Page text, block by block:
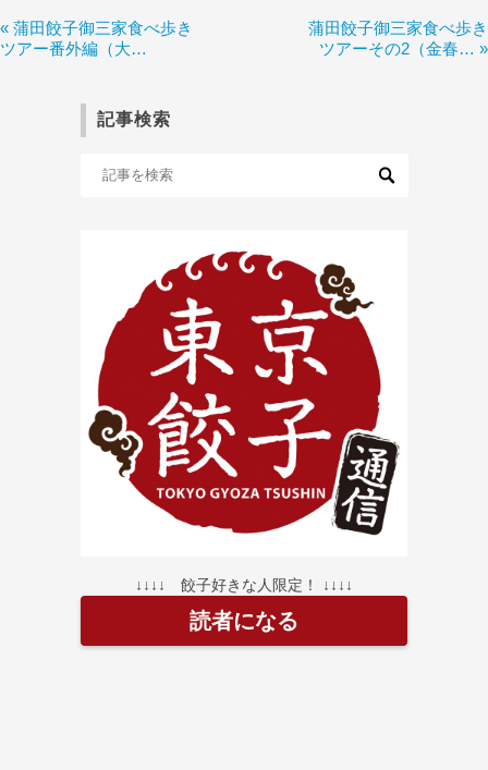
« 蒲田餃子御三家食べ歩き
ツアー番外編（大…
蒲田餃子御三家食べ歩き
ツアーその2（金春… »
記事検索
↓↓↓↓ 餃子好きな人限定！ ↓↓↓↓
読者になる